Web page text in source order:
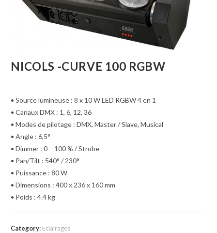
NICOLS -CURVE 100 RGBW
• Source lumineuse : 8 x 10 W LED RGBW 4 en 1
• Canaux DMX : 1, 6, 12, 36
• Modes de pilotage : DMX, Master / Slave, Musical
• Angle : 6,5°
• Dimmer : 0 – 100 % / Strobe
• Pan/Tilt : 540° / 230°
• Puissance : 80 W
• Dimensions : 400 x 236 x 160 mm
• Poids : 4.4 kg
Category: Eclairages